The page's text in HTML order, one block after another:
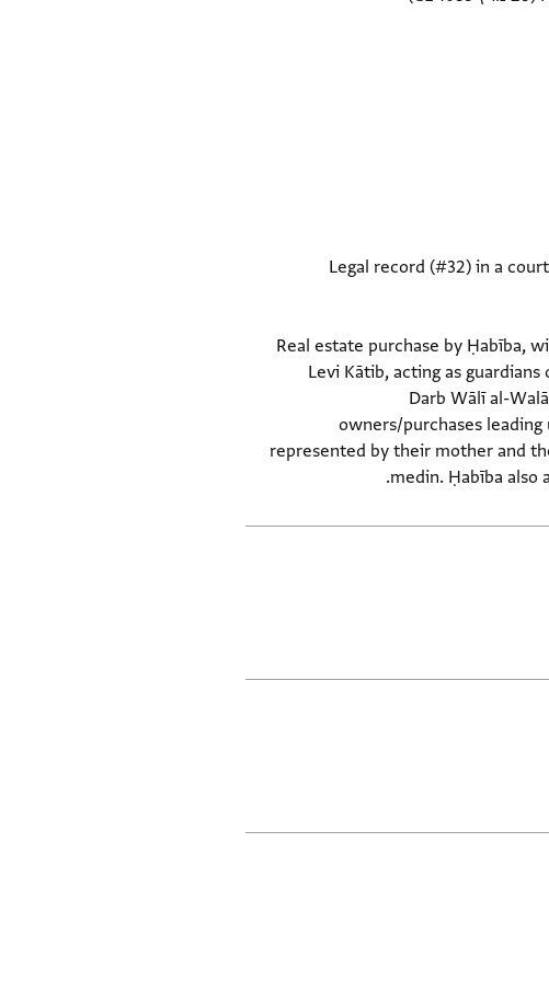
Legal record (#32) in a
(Document #32) Real estate purchase
Levi Kātib, acting as
Darb Wālī al-
owners/purchases leading
represented by their mother and
medin. Ḥabība also